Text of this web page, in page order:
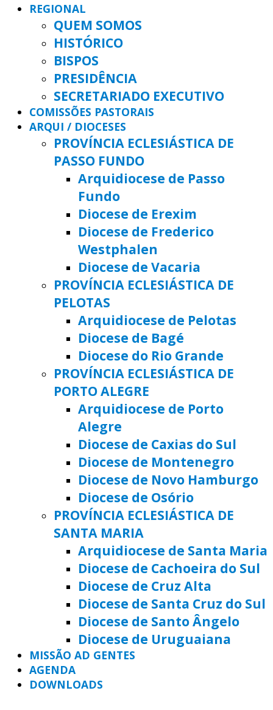
REGIONAL
QUEM SOMOS
HISTÓRICO
BISPOS
PRESIDÊNCIA
SECRETARIADO EXECUTIVO
COMISSÕES PASTORAIS
ARQUI / DIOCESES
PROVÍNCIA ECLESIÁSTICA DE
PASSO FUNDO
Arquidiocese de Passo
Fundo
Diocese de Erexim
Diocese de Frederico
Westphalen
Diocese de Vacaria
PROVÍNCIA ECLESIÁSTICA DE
PELOTAS
Arquidiocese de Pelotas
Diocese de Bagé
Diocese do Rio Grande
PROVÍNCIA ECLESIÁSTICA DE
PORTO ALEGRE
Arquidiocese de Porto
Alegre
Diocese de Caxias do Sul
Diocese de Montenegro
Diocese de Novo Hamburgo
Diocese de Osório
PROVÍNCIA ECLESIÁSTICA DE
SANTA MARIA
Arquidiocese de Santa Maria
Diocese de Cachoeira do Sul
Diocese de Cruz Alta
Diocese de Santa Cruz do Sul
Diocese de Santo Ângelo
Diocese de Uruguaiana
MISSÃO AD GENTES
AGENDA
DOWNLOADS